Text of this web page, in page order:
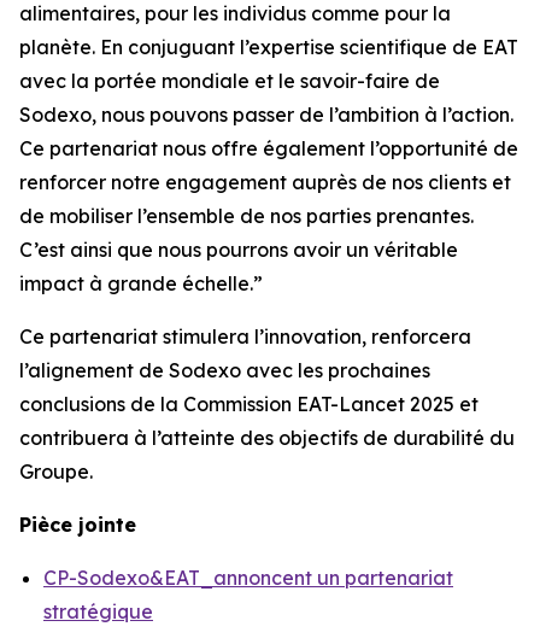
alimentaires, pour les individus comme pour la
planète. En conjuguant l’expertise scientifique de EAT
avec la portée mondiale et le savoir-faire de
Sodexo, nous pouvons passer de l’ambition à l’action.
Ce partenariat nous offre également l’opportunité de
renforcer notre engagement auprès de nos clients et
de mobiliser l’ensemble de nos parties prenantes.
C’est ainsi que nous pourrons avoir un véritable
impact à grande échelle.”
Ce partenariat stimulera l’innovation, renforcera
l’alignement de Sodexo avec les prochaines
conclusions de la Commission EAT-Lancet 2025 et
contribuera à l’atteinte des objectifs de durabilité du
Groupe.
Pièce jointe
CP-Sodexo&EAT_annoncent un partenariat
stratégique